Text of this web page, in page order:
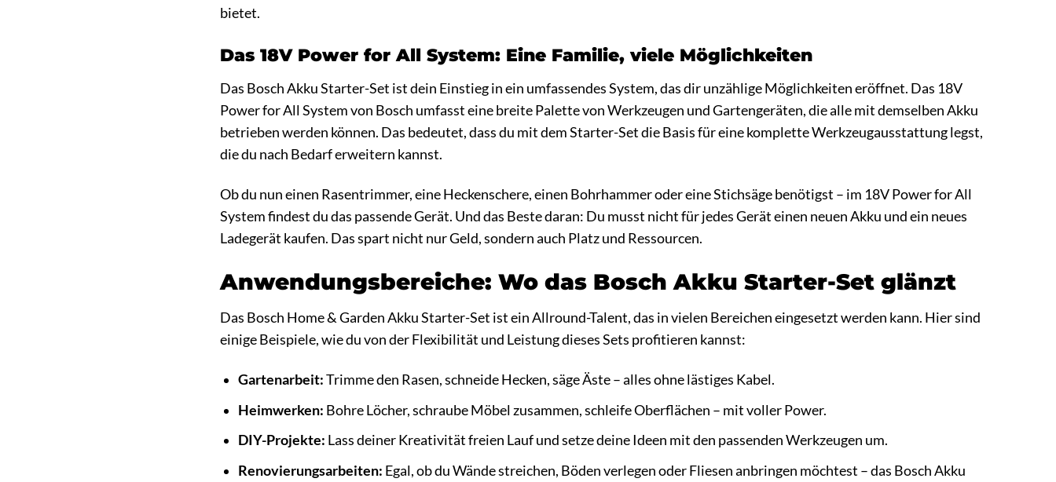
bietet.
Das 18V Power for All System: Eine Familie, viele Möglichkeiten
Das Bosch Akku Starter-Set ist dein Einstieg in ein umfassendes System, das dir unzählige Möglichkeiten eröffnet. Das 18V
Power for All System von Bosch umfasst eine breite Palette von Werkzeugen und Gartengeräten, die alle mit demselben Akku
betrieben werden können. Das bedeutet, dass du mit dem Starter-Set die Basis für eine komplette Werkzeugausstattung legst,
die du nach Bedarf erweitern kannst.
Ob du nun einen Rasentrimmer, eine Heckenschere, einen Bohrhammer oder eine Stichsäge benötigst – im 18V Power for All
System findest du das passende Gerät. Und das Beste daran: Du musst nicht für jedes Gerät einen neuen Akku und ein neues
Ladegerät kaufen. Das spart nicht nur Geld, sondern auch Platz und Ressourcen.
Anwendungsbereiche: Wo das Bosch Akku Starter-Set glänzt
Das Bosch Home & Garden Akku Starter-Set ist ein Allround-Talent, das in vielen Bereichen eingesetzt werden kann. Hier sind
einige Beispiele, wie du von der Flexibilität und Leistung dieses Sets profitieren kannst:
Gartenarbeit:Trimme den Rasen, schneide Hecken, säge Äste – alles ohne lästiges Kabel.
Heimwerken: Bohre Löcher, schraube Möbel zusammen, schleife Oberflächen – mit voller Power.
DIY-Projekte: Lass deiner Kreativität freien Lauf und setze deine Ideen mit den passenden Werkzeugen um.
Renovierungsarbeiten: Egal, ob du Wände streichen, Böden verlegen oder Fliesen anbringen möchtest – das Bosch Akku